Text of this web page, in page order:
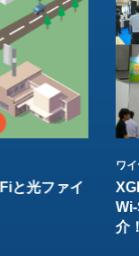
と光ファイ
ワ
介